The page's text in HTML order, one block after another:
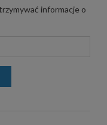
informacje o